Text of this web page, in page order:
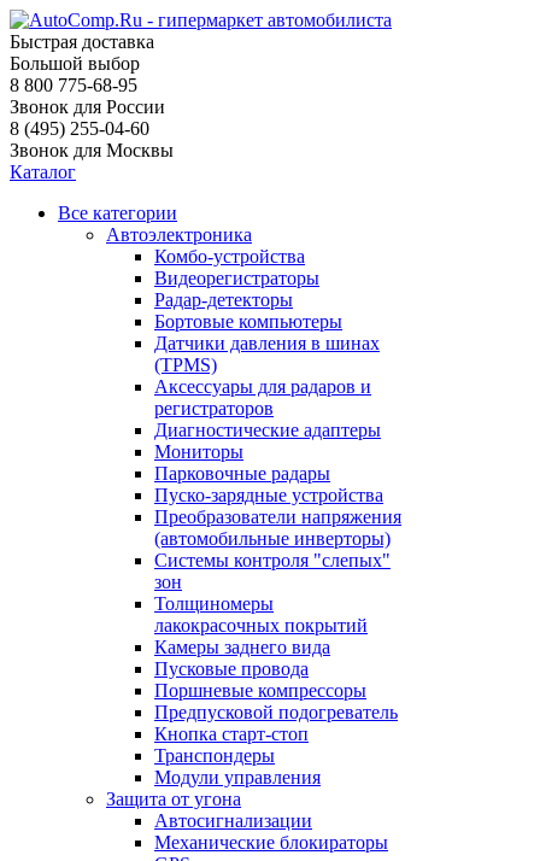
Быстрая доставка
Большой выбор
8 800 775-68-95
Звонок для России
8 (495) 255-04-60
Звонок для Москвы
Каталог
Все категории
Автоэлектроника
Комбо-устройства
Видеорегистраторы
Радар-детекторы
Бортовые компьютеры
Датчики давления в шинах
(TPMS)
Аксессуары для радаров и
регистраторов
Диагностические адаптеры
Мониторы
Парковочные радары
Пуско-зарядные устройства
Преобразователи напряжения
(автомобильные инверторы)
Системы контроля "слепых"
зон
Толщиномеры
лакокрасочных покрытий
Камеры заднего вида
Пусковые провода
Поршневые компрессоры
Предпусковой подогреватель
Кнопка старт-стоп
Транспондеры
Модули управления
Защита от угона
Автосигнализации
Механические блoкираторы